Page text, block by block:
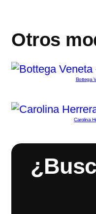
Otros
Bottega
Carolina